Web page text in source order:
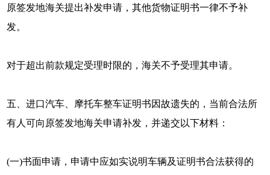
原签发地海关提出补发申请，其他货物证明书一律不予补
发。
对于超出前款规定受理时限的，海关不予受理其申请。
五、进口汽车、摩托车整车证明书因故遗失的，当前合法所
有人可向原签发地海关申请补发，并递交以下材料：
(一)书面申请，申请中应如实说明车辆及证明书合法获得的